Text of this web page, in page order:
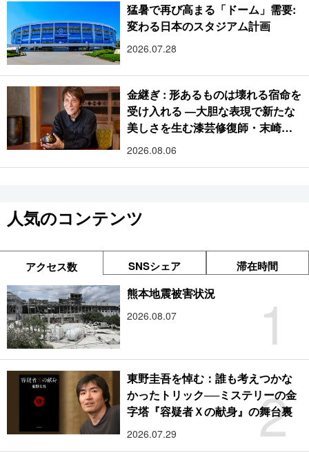
猛暑で再び高まる「ドーム」需要:
変わる日本のスタジアム計画
2026.07.28
金継ぎ : 形あるものは壊れる宿命を
受け入れる ―大胆な表現で新たな
美しさを生む漆芸修復師・末崎広
樹
2026.08.06
人気のコンテンツ
アクセス数 SNSシェア 滞在時間
1
熊本地震被害状況
2026.08.07
2
東野圭吾を悼む：誰も考えつかな
かったトリック──ミステリーの金
字塔『容疑者Ｘの献身』の舞台裏
2026.07.29